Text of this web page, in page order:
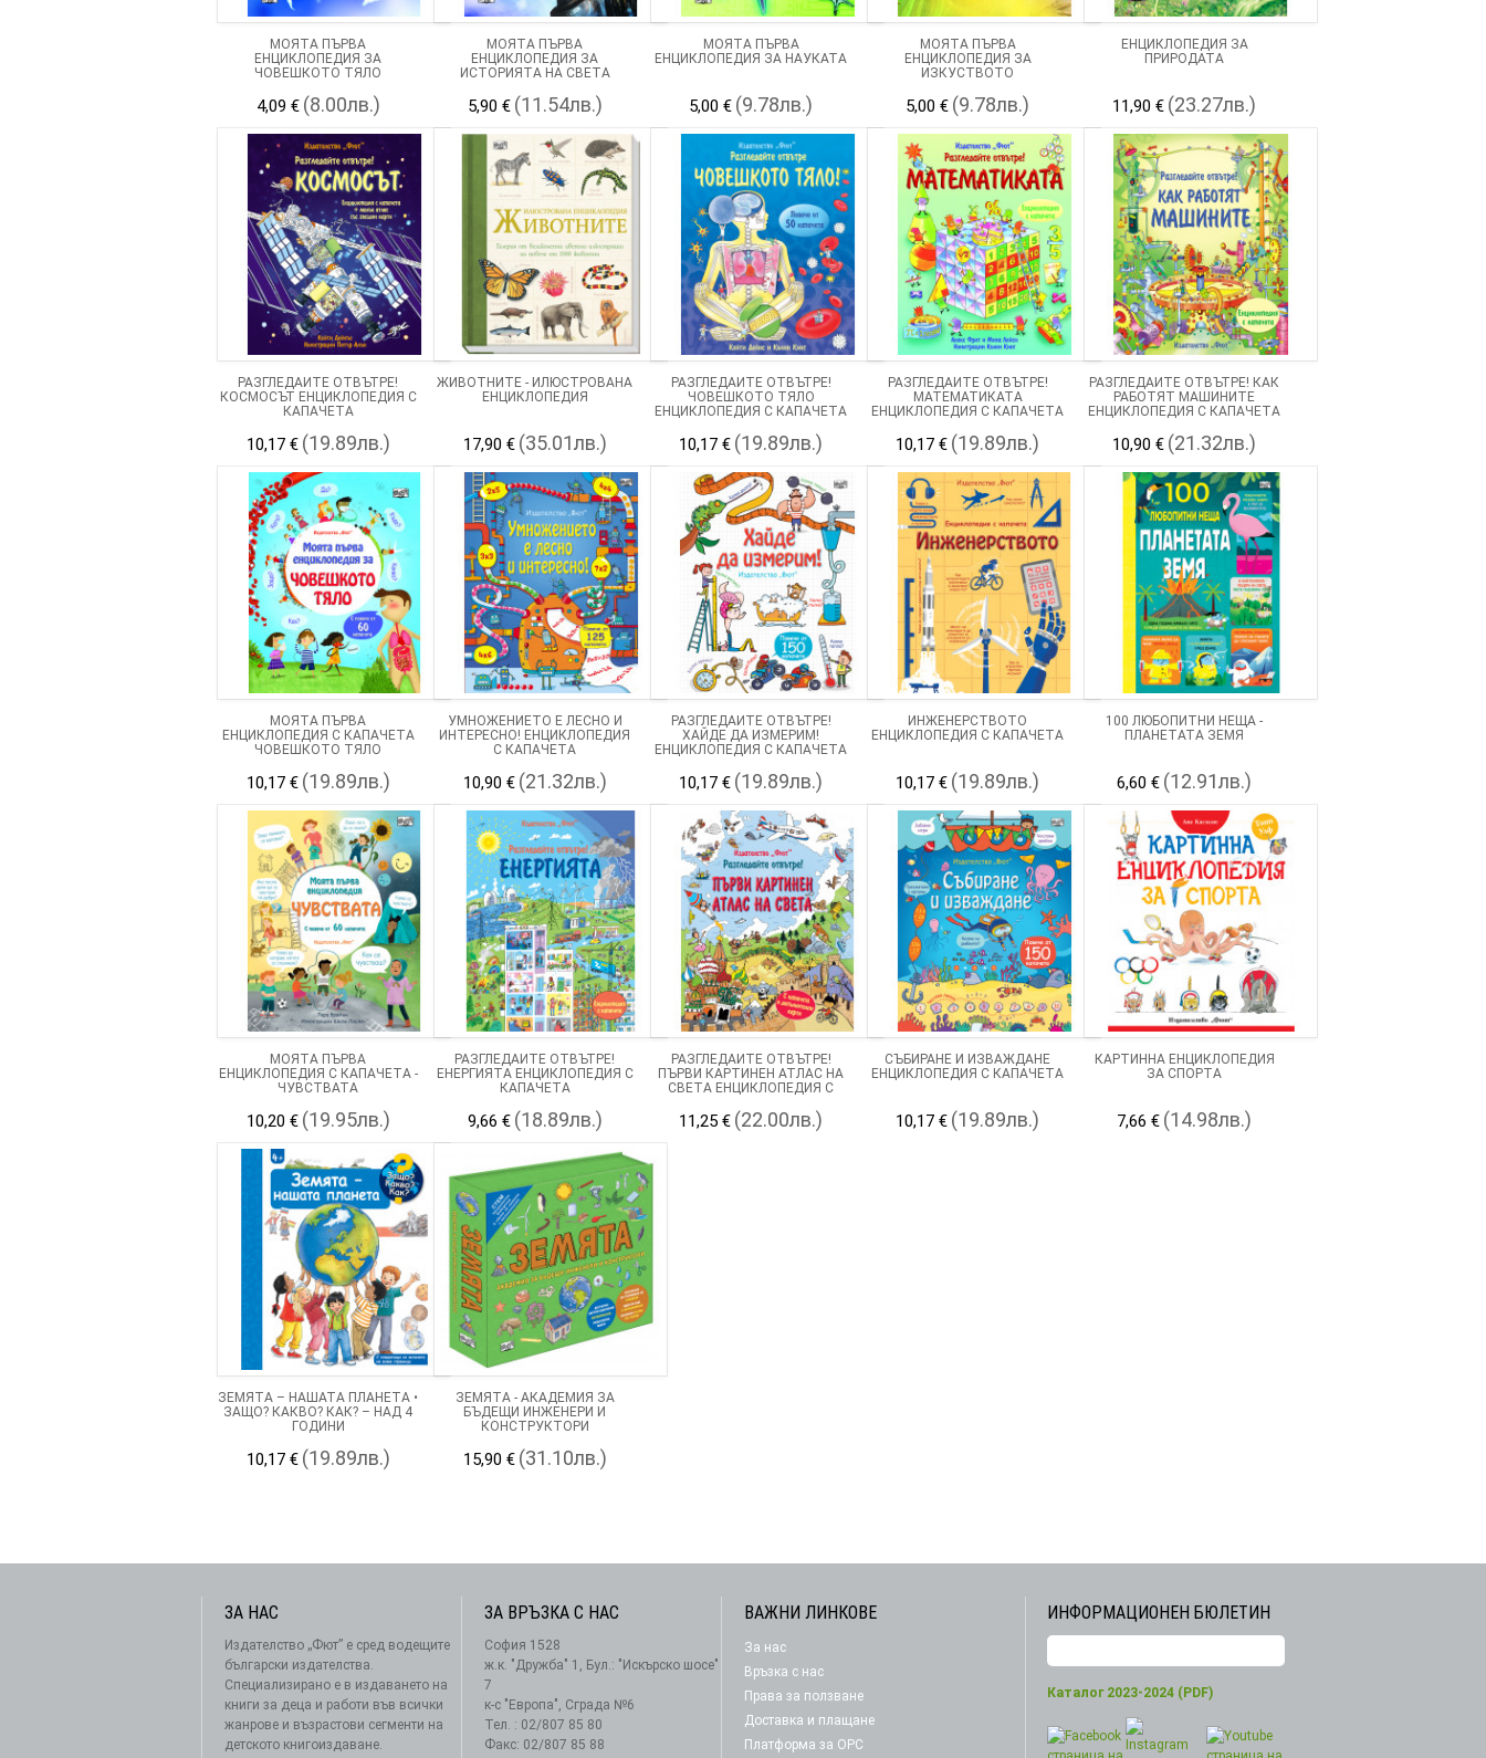
МОЯТА ПЪРВА
ЕНЦИКЛОПЕДИЯ ЗА
ЧОВЕШКОТО ТЯЛО
4,09 € (8.00лв.)
МОЯТА ПЪРВА
ЕНЦИКЛОПЕДИЯ ЗА
ИСТОРИЯТА НА СВЕТА
5,90 € (11.54лв.)
МОЯТА ПЪРВА
ЕНЦИКЛОПЕДИЯ ЗА НАУКАТА
5,00 € (9.78лв.)
МОЯТА ПЪРВА
ЕНЦИКЛОПЕДИЯ ЗА
ИЗКУСТВОТО
5,00 € (9.78лв.)
ЕНЦИКЛОПЕДИЯ ЗА
ПРИРОДАТА
11,90 € (23.27лв.)
РАЗГЛЕДАЙТЕ ОТВЪТРЕ!
КОСМОСЪТ ЕНЦИКЛОПЕДИЯ С
КАПАЧЕТА
10,17 € (19.89лв.)
ЖИВОТНИТЕ - ИЛЮСТРОВАНА
ЕНЦИКЛОПЕДИЯ
17,90 € (35.01лв.)
РАЗГЛЕДАЙТЕ ОТВЪТРЕ!
ЧОВЕШКОТО ТЯЛО
ЕНЦИКЛОПЕДИЯ С КАПАЧЕТА
10,17 € (19.89лв.)
РАЗГЛЕДАЙТЕ ОТВЪТРЕ!
МАТЕМАТИКАТА
ЕНЦИКЛОПЕДИЯ С КАПАЧЕТА
10,17 € (19.89лв.)
РАЗГЛЕДАЙТЕ ОТВЪТРЕ! КАК
РАБОТЯТ МАШИНИТЕ
ЕНЦИКЛОПЕДИЯ С КАПАЧЕТА
10,90 € (21.32лв.)
МОЯТА ПЪРВА
ЕНЦИКЛОПЕДИЯ С КАПАЧЕТА
ЧОВЕШКОТО ТЯЛО
10,17 € (19.89лв.)
УМНОЖЕНИЕТО Е ЛЕСНО И
ИНТЕРЕСНО! ЕНЦИКЛОПЕДИЯ
С КАПАЧЕТА
10,90 € (21.32лв.)
РАЗГЛЕДАЙТЕ ОТВЪТРЕ!
ХАЙДЕ ДА ИЗМЕРИМ!
ЕНЦИКЛОПЕДИЯ С КАПАЧЕТА
10,17 € (19.89лв.)
ИНЖЕНЕРСТВОТО
ЕНЦИКЛОПЕДИЯ С КАПАЧЕТА
10,17 € (19.89лв.)
100 ЛЮБОПИТНИ НЕЩА -
ПЛАНЕТАТА ЗЕМЯ
6,60 € (12.91лв.)
МОЯТА ПЪРВА
ЕНЦИКЛОПЕДИЯ С КАПАЧЕТА -
ЧУВСТВАТА
10,20 € (19.95лв.)
РАЗГЛЕДАЙТЕ ОТВЪТРЕ!
ЕНЕРГИЯТА ЕНЦИКЛОПЕДИЯ С
КАПАЧЕТА
9,66 € (18.89лв.)
РАЗГЛЕДАЙТЕ ОТВЪТРЕ!
ПЪРВИ КАРТИНЕН АТЛАС НА
СВЕТА ЕНЦИКЛОПЕДИЯ С
11,25 € (22.00лв.)
СЪБИРАНЕ И ИЗВАЖДАНЕ
ЕНЦИКЛОПЕДИЯ С КАПАЧЕТА
10,17 € (19.89лв.)
КАРТИННА ЕНЦИКЛОПЕДИЯ
ЗА СПОРТА
7,66 € (14.98лв.)
ЗЕМЯТА – НАШАТА ПЛАНЕТА •
ЗАЩО? КАКВО? КАК? – НАД 4
ГОДИНИ
10,17 € (19.89лв.)
ЗЕМЯТА - АКАДЕМИЯ ЗА
БЪДЕЩИ ИНЖЕНЕРИ И
КОНСТРУКТОРИ
15,90 € (31.10лв.)
ИНФОРМАЦИОНЕН БЮЛЕТИН
АБОНАМЕНТ
Каталог 2023-2024 (PDF)
ЗА НАС
Издателство „Фют” е сред водещите
български издателства.
Специализирано е в издаването на
книги за деца и работи във всички
жанрове и възрастови сегменти на
детското книгоиздаване.
ЗА ВРЪЗКА С НАС
София 1528
ж.к. "Дружба" 1, Бул.: "Искърско шосе"
7
к-с "Европа", Сграда №6
Тел. : 02/807 85 80
Факс: 02/807 85 88
ВАЖНИ ЛИНКОВЕ
За нас
Връзка с нас
Права за ползване
Доставка и плащане
Платформа за ОРС